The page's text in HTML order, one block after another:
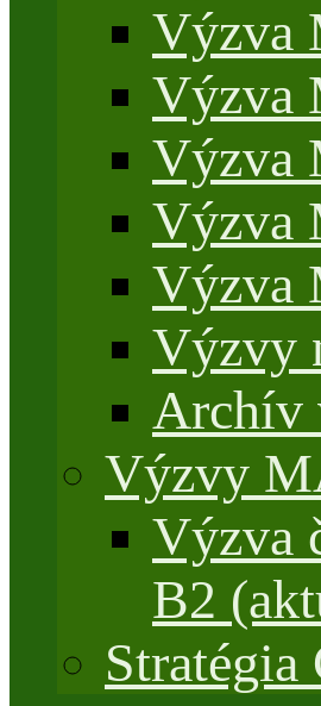
Výzva
Výzva
Výzva
Výzva
Výzva
Výzvy
Archív
Výzvy
Výzva
B2